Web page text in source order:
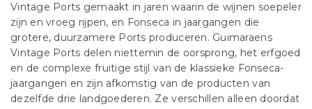
Vintage Ports gemaakt in jaren waarin de wijnen soepeler
zijn en vroeg rijpen, en Fonseca in jaargangen die
grotere, duurzamere Ports produceren. Guimaraens
Vintage Ports delen niettemin de oorsprong, het erfgoed
en de complexe fruitige stijl van de klassieke Fonseca-
jaargangen en zijn afkomstig van de producten van
dezelfde drie landgoederen. Ze verschillen alleen doordat